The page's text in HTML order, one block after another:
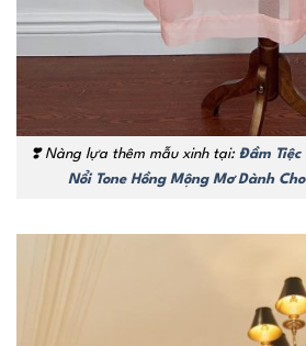
❣️ Nàng lựa thêm mẫu xinh tại: Đầm Tiệc
Nổi Tone Hồng Mộng Mơ Dành